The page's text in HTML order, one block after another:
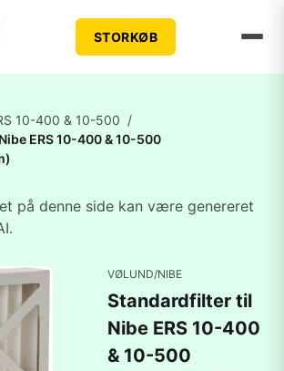
STORKØB
10-400 & 10-500 /
ERS 10-400 & 10-500
på denne side kan være genereret
VØLUND/NIBE
Standardfilter til
Nibe ERS 10-400
& 10-500